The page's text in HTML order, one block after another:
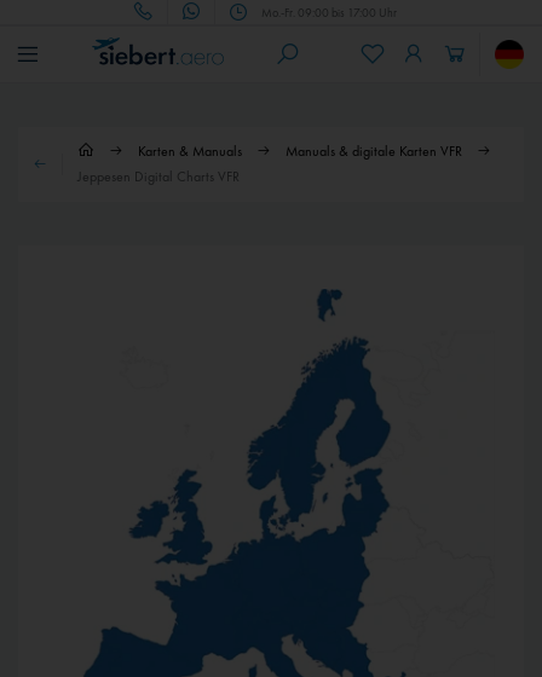
Mo.-Fr. 09:00 bis 17:00 Uhr
Karten & Manuals
Manuals & digitale Karten VFR
Jeppesen Digital Charts VFR